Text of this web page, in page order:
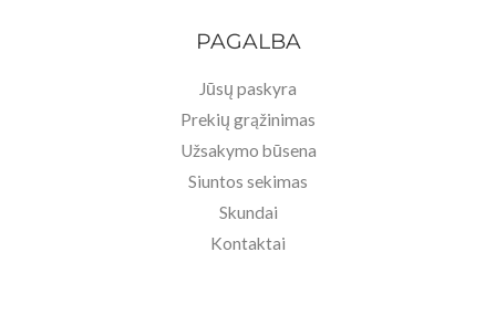
PAGALBA
Jūsų paskyra
Prekių grąžinimas
Užsakymo būsena
Siuntos sekimas
Skundai
Kontaktai